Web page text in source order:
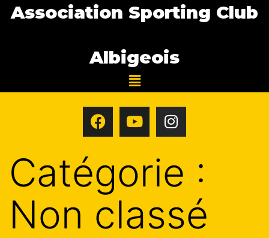
Association Sporting Club
Albigeois
Catégorie :
Non classé